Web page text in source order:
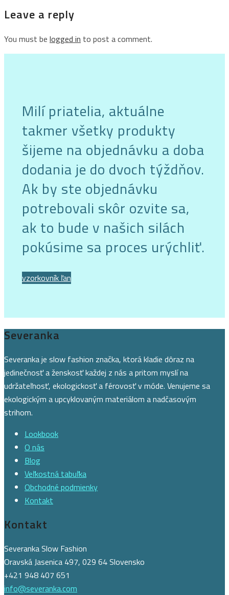
Leave a reply
You must be logged in to post a comment.
Milí priatelia, aktuálne
takmer všetky produkty
šijeme na objednávku a doba
dodania je do dvoch týždňov.
Ak by ste objednávku
potrebovali skôr ozvite sa,
ak to bude v našich silách
pokúsime sa proces urýchliť.
vzorkovník ľan
Severanka
Severanka je slow fashion značka, ktorá kladie dôraz na
jedinečnosť a ženskosť každej z nás a pritom myslí na
udržateľnosť, ekologickosť a férovosť v móde. Venujeme sa
ekologickým a upcyklovaným materiálom a nadčasovým
strihom.
Lookbook
O nás
Blog
Veľkostná tabuľka
Obchodné podmienky
Kontakt
Kontakt
Severanka Slow Fashion
Oravská Jasenica 497, 029 64 Slovensko
+421 948 407 651
info@severanka.com